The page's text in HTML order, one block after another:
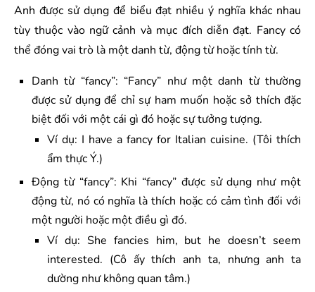
Anh được sử dụng để biểu đạt nhiều ý nghĩa khác nhau
tùy thuộc vào ngữ cảnh và mục đích diễn đạt. Fancy có
thể đóng vai trò là một danh từ, động từ hoặc tính từ.
Danh từ “fancy”: “Fancy” như một danh từ thường
được sử dụng để chỉ sự ham muốn hoặc sở thích đặc
biệt đối với một cái gì đó hoặc sự tưởng tượng.
Ví dụ: I have a fancy for Italian cuisine. (Tôi thích
ẩm thực Ý.)
Động từ “fancy”: Khi “fancy” được sử dụng như một
động từ, nó có nghĩa là thích hoặc có cảm tình đối với
một người hoặc một điều gì đó.
Ví dụ: She fancies him, but he doesn’t seem
interested. (Cô ấy thích anh ta, nhưng anh ta
dường như không quan tâm.)